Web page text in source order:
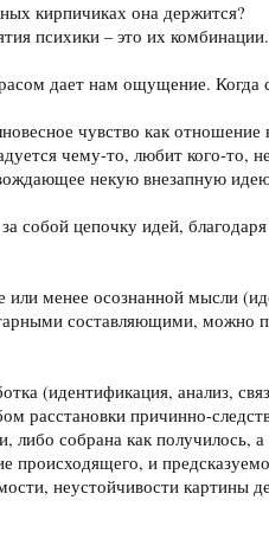
кирпичиках она держится?
психики – это их комбинации.
дает нам ощущение. Когда
чувство как
чему-то, любит кого-то,
некую внезапную
собой цепочку идей,
менее осознанной мысли
составляющими, можно
(идентификация, анализ,
расстановки причинно-
либо собрана как
происходящего, и
неустойчивости картины